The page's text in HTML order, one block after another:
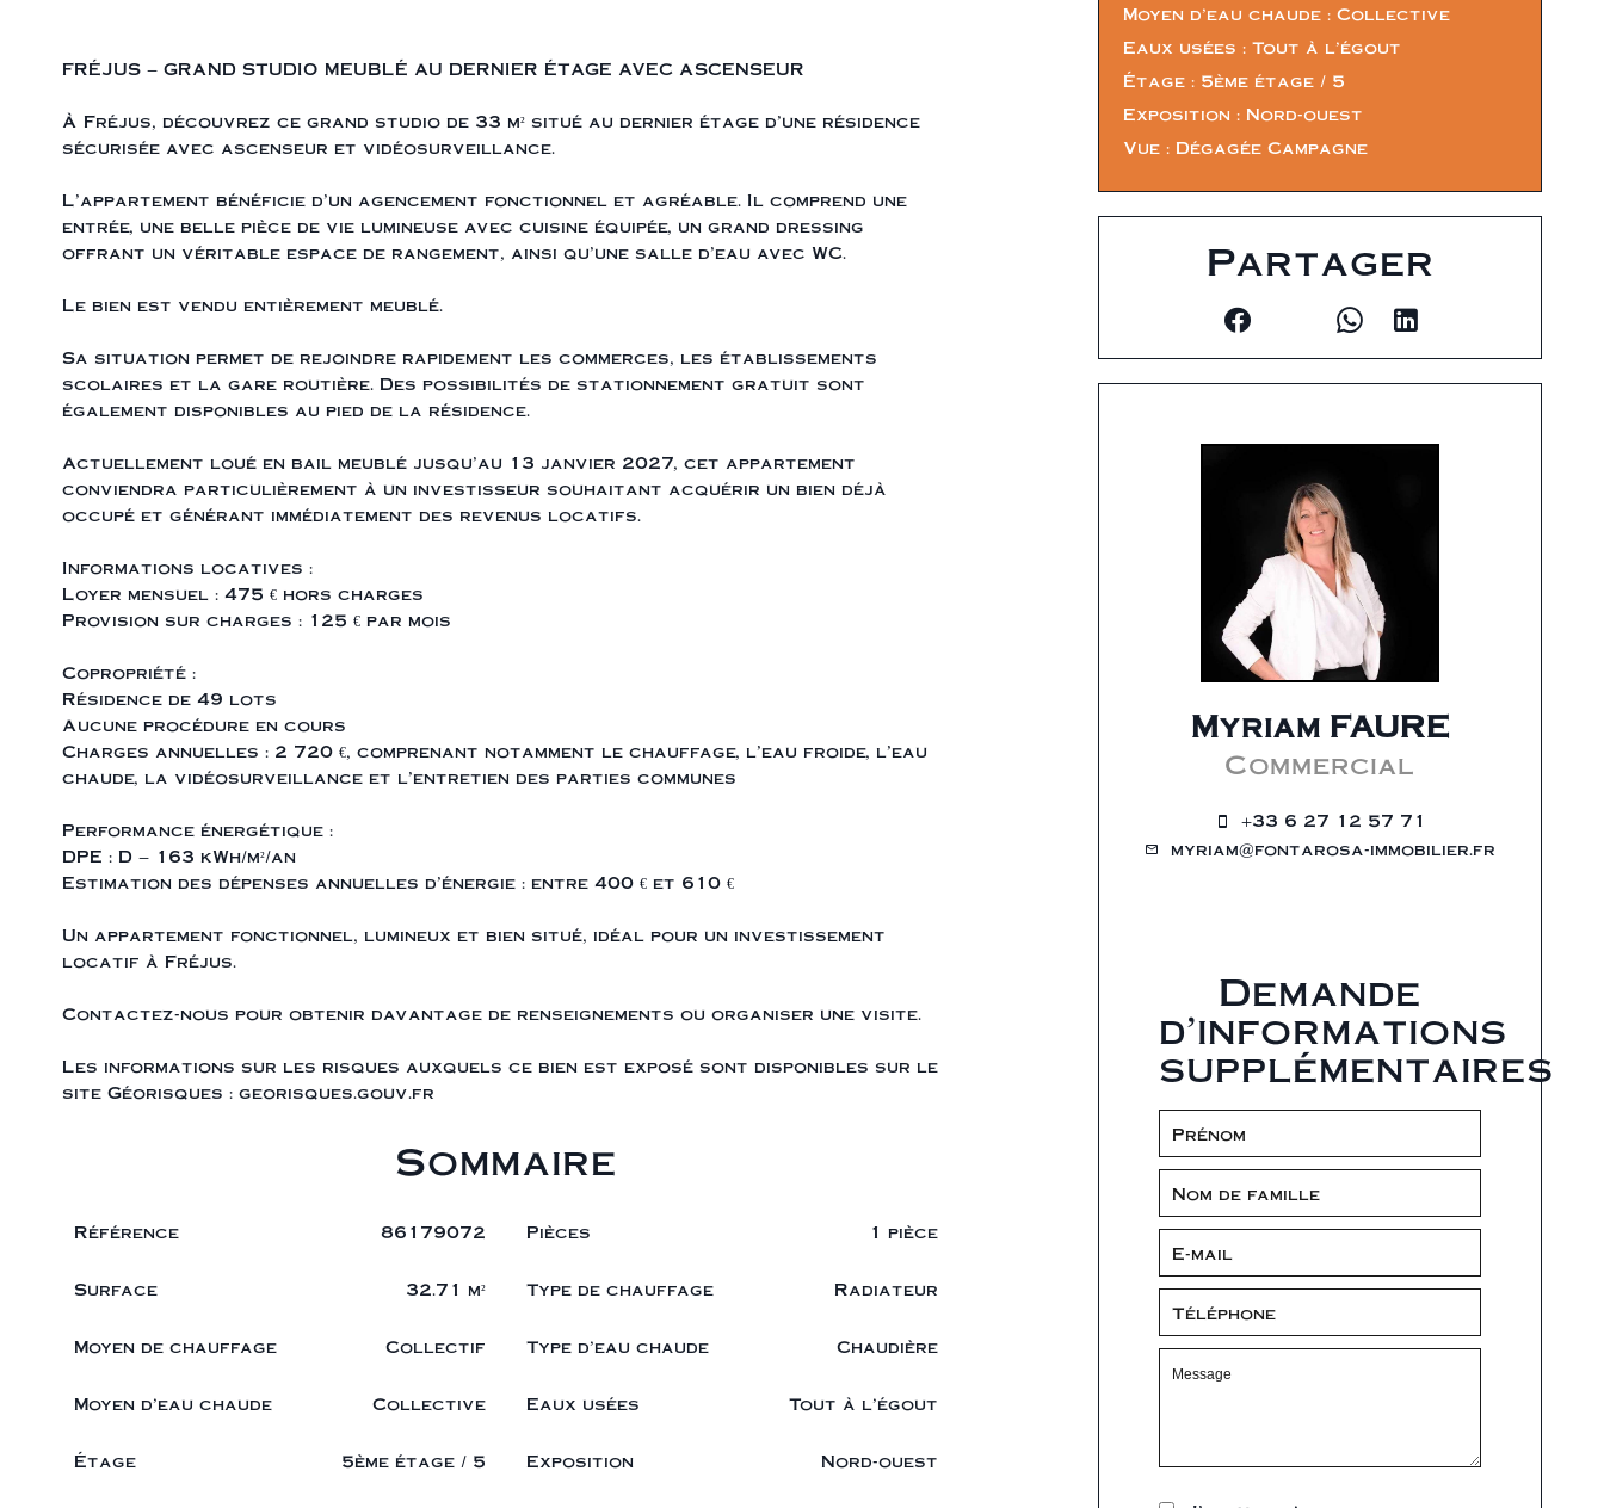
FRÉJUS – GRAND STUDIO MEUBLÉ AU DERNIER ÉTAGE AVEC ASCENSEUR
À Fréjus, découvrez ce grand studio de 33 m² situé au dernier étage d’une résidence
sécurisée avec ascenseur et vidéosurveillance.
L’appartement bénéficie d’un agencement fonctionnel et agréable. Il comprend une
entrée, une belle pièce de vie lumineuse avec cuisine équipée, un grand dressing
offrant un véritable espace de rangement, ainsi qu’une salle d’eau avec WC.
Le bien est vendu entièrement meublé.
Sa situation permet de rejoindre rapidement les commerces, les établissements
scolaires et la gare routière. Des possibilités de stationnement gratuit sont
également disponibles au pied de la résidence.
Actuellement loué en bail meublé jusqu’au 13 janvier 2027, cet appartement
conviendra particulièrement à un investisseur souhaitant acquérir un bien déjà
occupé et générant immédiatement des revenus locatifs.
Informations locatives :
Loyer mensuel : 475 € hors charges
Provision sur charges : 125 € par mois
Copropriété :
Résidence de 49 lots
Aucune procédure en cours
Charges annuelles : 2 720 €, comprenant notamment le chauffage, l’eau froide, l’eau
chaude, la vidéosurveillance et l’entretien des parties communes
Performance énergétique :
DPE : D – 163 kWh/m²/an
Estimation des dépenses annuelles d’énergie : entre 400 € et 610 €
Un appartement fonctionnel, lumineux et bien situé, idéal pour un investissement
locatif à Fréjus.
Contactez-nous pour obtenir davantage de renseignements ou organiser une visite.
Les informations sur les risques auxquels ce bien est exposé sont disponibles sur le
site Géorisques : georisques.gouv.fr
Sommaire
Référence 86179072 Pièces 1 pièce
Surface 32.71 m² Type de chauffage Radiateur
Moyen de chauffage Collectif Type d'eau chaude Chaudière
Moyen d'eau chaude Collective Eaux usées Tout à l'égout
Étage 5ème étage / 5 Exposition Nord-ouest
Moyen d'eau chaude
Collective
Eaux usées
Tout à l'égout
Étage
5ème étage / 5
Exposition
Nord-ouest
Vue
Dégagée Campagne
Partager
Myriam FAURE
Commercial
+33 6 27 12 57 71
myriam@fontarosa-immobilier.fr
Demande
d'informations
supplémentaires